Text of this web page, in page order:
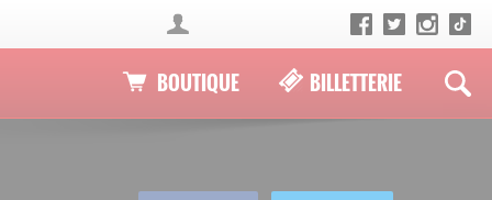
BOUTIQUE BILLETTERIE